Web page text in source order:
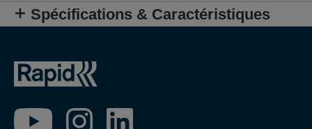
Spécifications & Caractéristiques